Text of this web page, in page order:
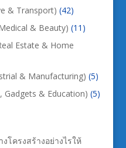
& Transport) (42)
& Beauty) (11)
Estate & Home
& Manufacturing) (5)
& Education) (5)
โครงสร้างอย่างไรให้